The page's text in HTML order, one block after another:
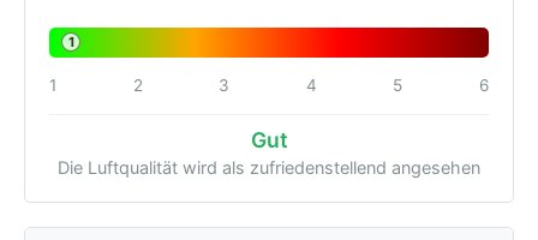
1
1 2 3 4 5 6
Gut
Die Luftqualität wird als zufriedenstellend angesehen